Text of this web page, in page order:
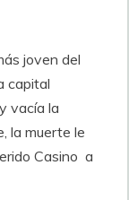
joven del
capital
vacía la
la muerte le
Casino a